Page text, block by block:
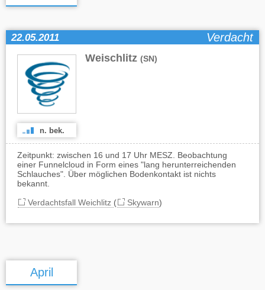
22.05.2011 Verdacht
Weischlitz (SN)
n. bek.
Zeitpunkt: zwischen 16 und 17 Uhr MESZ. Beobachtung
einer Funnelcloud in Form eines "lang herunterreichenden
Schlauches". Über möglichen Bodenkontakt ist nichts
bekannt.
Verdachtsfall Weichlitz ( Skywarn)
April